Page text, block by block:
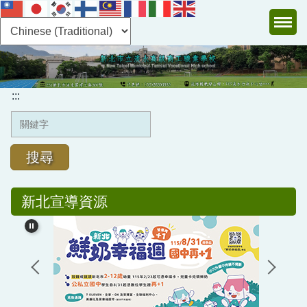
跳
到
主
要
內
容
區
:::
:::
搜尋
認識淡商
行政單位
教學單位
圖書館及電子書
新北宣導資源